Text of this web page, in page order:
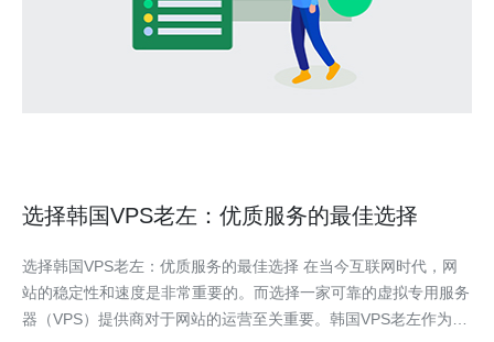
选择韩国VPS老左：优质服务的最佳选择
选择韩国VPS老左：优质服务的最佳选择 在当今互联网时代，网
站的稳定性和速度是非常重要的。而选择一家可靠的虚拟专用服务
器（VPS）提供商对于网站的运营至关重要。韩国VPS老左作为一